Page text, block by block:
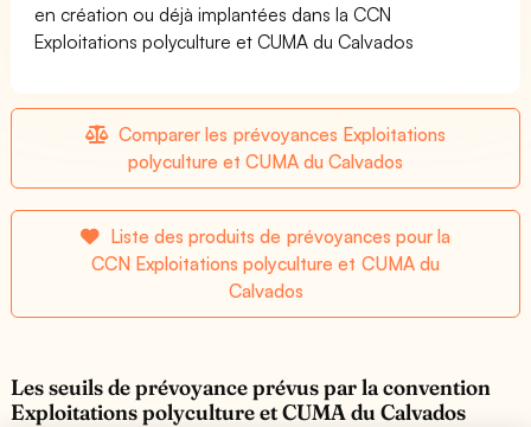
en création ou déjà implantées dans la CCN
Exploitations polyculture et CUMA du Calvados
Comparer les prévoyances Exploitations
polyculture et CUMA du Calvados
Liste des produits de prévoyances pour la
CCN Exploitations polyculture et CUMA du
Calvados
Les seuils de prévoyance prévus par la convention
Exploitations polyculture et CUMA du Calvados